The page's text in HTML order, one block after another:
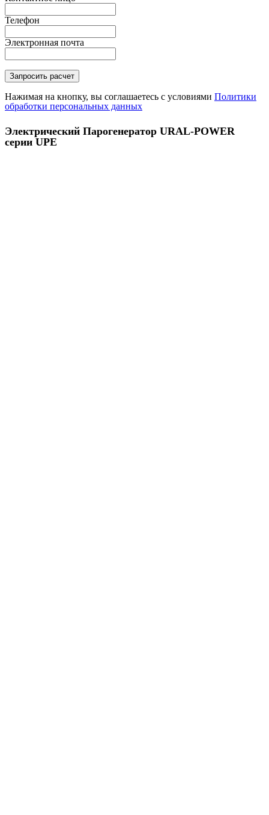
Телефон
Электронная почта
Нажимая на кнопку, вы соглашаетесь с условиями Политики
обработки персональных данных
Электрический Парогенератор URAL-POWER
серии UPE